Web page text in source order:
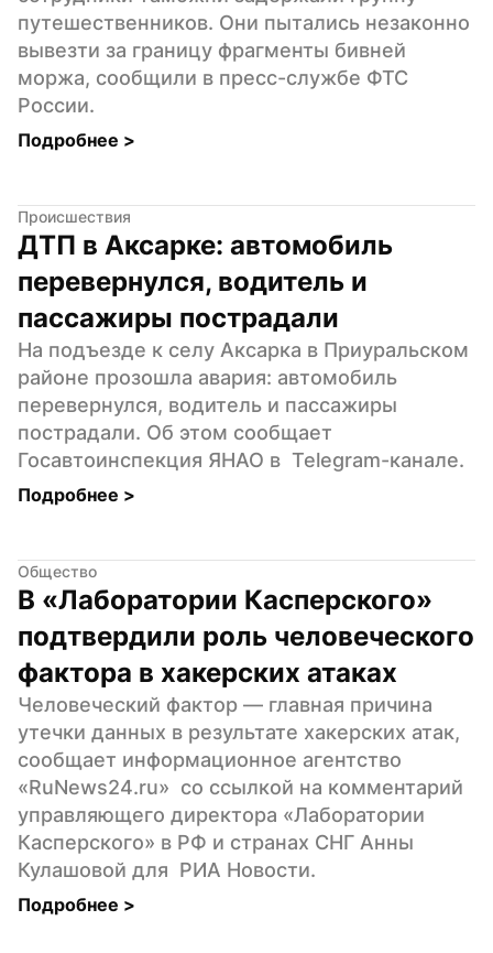
путешественников. Они пытались незаконно
вывезти за границу фрагменты бивней
моржа, сообщили в пресс-службе ФТС
России.
Подробнее >
Происшествия
ДТП в Аксарке: автомобиль
перевернулся, водитель и
пассажиры пострадали
На подъезде к селу Аксарка в Приуральском
районе прозошла авария: автомобиль
перевернулся, водитель и пассажиры
пострадали. Об этом сообщает
Госавтоинспекция ЯНАО в  Telegram-канале.
Подробнее >
Общество
В «Лаборатории Касперского»
подтвердили роль человеческого
фактора в хакерских атаках
Человеческий фактор — главная причина
утечки данных в результате хакерских атак,
сообщает информационное агентство
«RuNews24.ru»  со ссылкой на комментарий
управляющего директора «Лаборатории
Касперского» в РФ и странах СНГ Анны
Кулашовой для  РИА Новости.
Подробнее >